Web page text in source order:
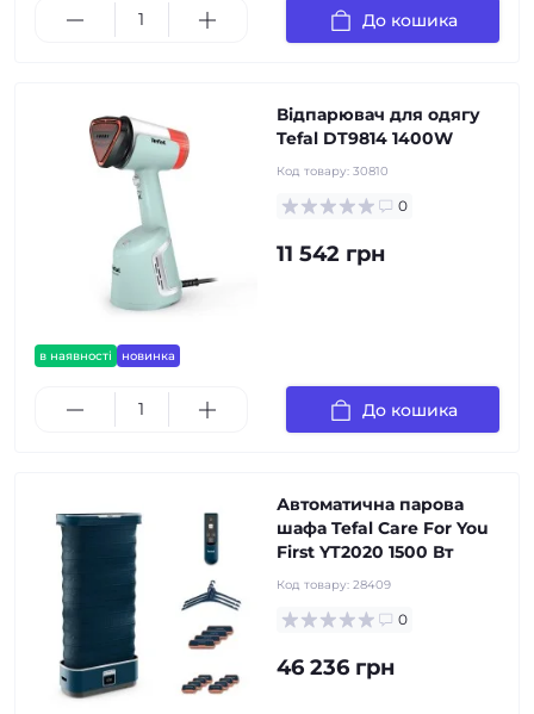
До кошика
в наявності новинка
Відпарювач для одягу
Tefal DT9814 1400W
Код товару: 30810
0
11 542 грн
До кошика
Автоматична парова
шафа Tefal Care For You
First YT2020 1500 Вт
Код товару: 28409
0
46 236 грн